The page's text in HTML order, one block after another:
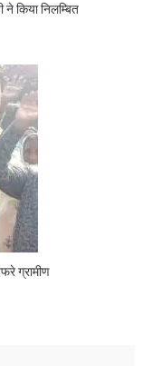
ने किया निलम्बित
ग्रामीण